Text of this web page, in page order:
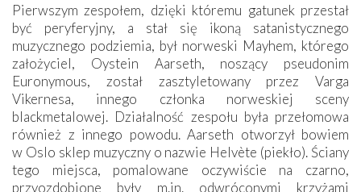
Pierwszym zespołem, dzięki któremu gatunek przestał
być peryferyjny, a stał się ikoną satanistycznego
muzycznego podziemia, był norweski Mayhem, którego
założyciel, Oystein Aarseth, noszący pseudonim
Euronymous, został zasztyletowany przez Varga
Vikernesa, innego członka norweskiej sceny
blackmetalowej. Działalność zespołu była przełomowa
również z innego powodu. Aarseth otworzył bowiem
w Oslo sklep muzyczny o nazwie Helvète (piekło). Ściany
tego miejsca, pomalowane oczywiście na czarno,
przyozdobione były m.in. odwróconymi krzyżami